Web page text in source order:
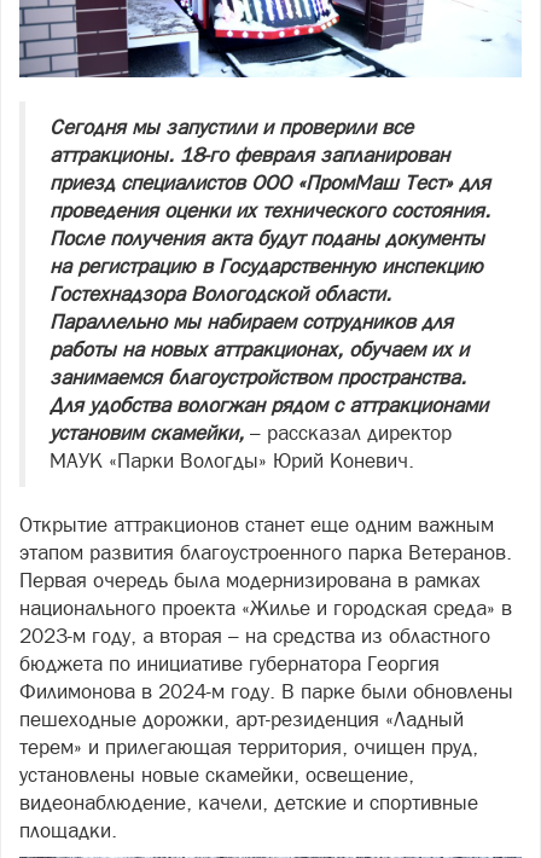
Сегодня мы запустили и проверили все
аттракционы. 18-го февраля запланирован
приезд специалистов ООО «ПромМаш Тест» для
проведения оценки их технического состояния.
После получения акта будут поданы документы
на регистрацию в Государственную инспекцию
Гостехнадзора Вологодской области.
Параллельно мы набираем сотрудников для
работы на новых аттракционах, обучаем их и
занимаемся благоустройством пространства.
Для удобства вологжан рядом с аттракционами
установим скамейки, – рассказал директор
МАУК «Парки Вологды» Юрий Коневич.
Открытие аттракционов станет еще одним важным
этапом развития благоустроенного парка Ветеранов.
Первая очередь была модернизирована в рамках
национального проекта «Жилье и городская среда» в
2023-м году, а вторая – на средства из областного
бюджета по инициативе губернатора Георгия
Филимонова в 2024-м году. В парке были обновлены
пешеходные дорожки, арт-резиденция «Ладный
терем» и прилегающая территория, очищен пруд,
установлены новые скамейки, освещение,
видеонаблюдение, качели, детские и спортивные
площадки.